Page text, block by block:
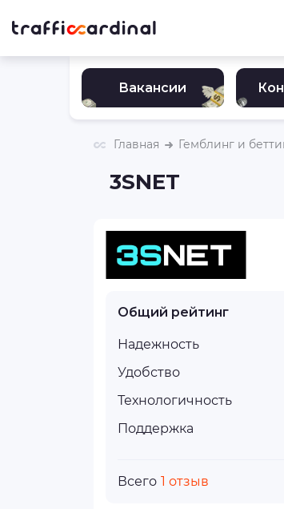
Вакансии
Главная Гемблинг и
3SNET
Общий рейтинг
Надежность
Удобство
Технологичность
Поддержка
Всего 1 отзыв